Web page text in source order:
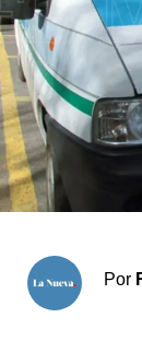
Sociedad y
El tiempo
Cartón Lleno
Clasificados
Horóscopo
Por